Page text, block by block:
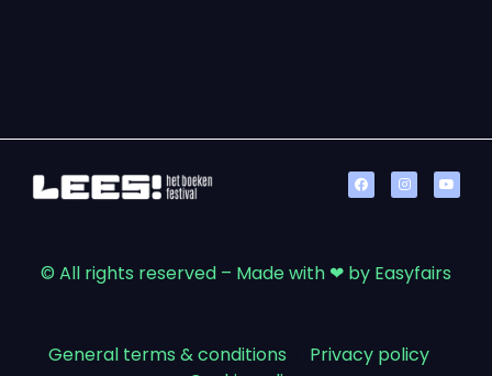
© All rights reserved – Made with ❤ by Easyfairs
General terms & conditions Privacy policy